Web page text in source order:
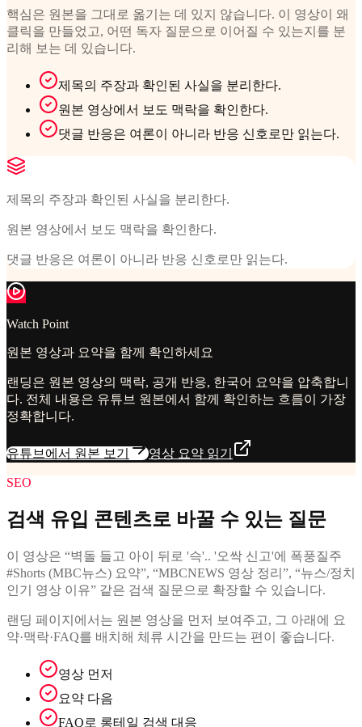
핵심은 원본을 그대로 옮기는 데 있지 않습니다. 이 영상이 왜
클릭을 만들었고, 어떤 독자 질문으로 이어질 수 있는지를 분
리해 보는 데 있습니다.
제목의 주장과 확인된 사실을 분리한다.
원본 영상에서 보도 맥락을 확인한다.
댓글 반응은 여론이 아니라 반응 신호로만 읽는다.
제목의 주장과 확인된 사실을 분리한다.
원본 영상에서 보도 맥락을 확인한다.
댓글 반응은 여론이 아니라 반응 신호로만 읽는다.
Watch Point
원본 영상과 요약을 함께 확인하세요
랜딩은 원본 영상의 맥락, 공개 반응, 한국어 요약을 압축합니
다. 전체 내용은 유튜브 원본에서 함께 확인하는 흐름이 가장
정확합니다.
유튜브에서 원본 보기 영상 요약 읽기
SEO
검색 유입 콘텐츠로 바꿀 수 있는 질문
이 영상은 “벽돌 들고 아이 뒤로 '슥'.. '오싹 신고'에 폭풍질주
#Shorts (MBC뉴스) 요약”, “MBCNEWS 영상 정리”, “뉴스/정치
인기 영상 이유” 같은 검색 질문으로 확장할 수 있습니다.
랜딩 페이지에서는 원본 영상을 먼저 보여주고, 그 아래에 요
약·맥락·FAQ를 배치해 체류 시간을 만드는 편이 좋습니다.
영상 먼저
요약 다음
FAQ로 롱테일 검색 대응